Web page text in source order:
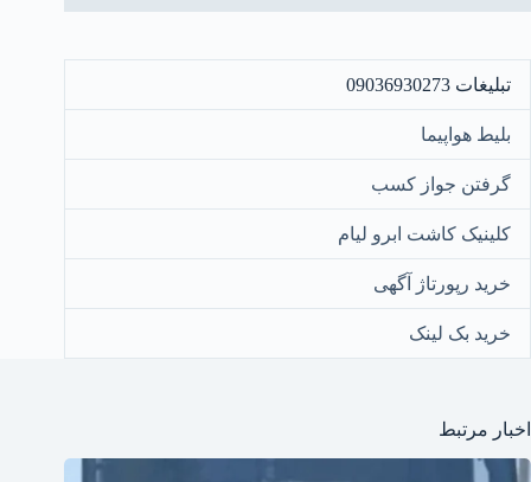
تبلیغات 09036930273
بلیط هواپیما
گرفتن جواز کسب
کلینیک کاشت ابرو لیام
خرید رپورتاژ آگهی
خرید بک لینک
اخبار مرتبط